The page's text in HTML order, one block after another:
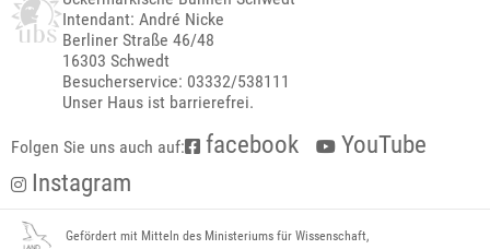
Intendant: André Nicke
Berliner Straße 46/48
16303 Schwedt
Besucherservice: 03332/538111
Unser Haus ist barrierefrei.
Folgen Sie uns auch auf: facebook
YouTube
Instagram
Gefördert mit Mitteln des Ministeriums für Wissenschaft,